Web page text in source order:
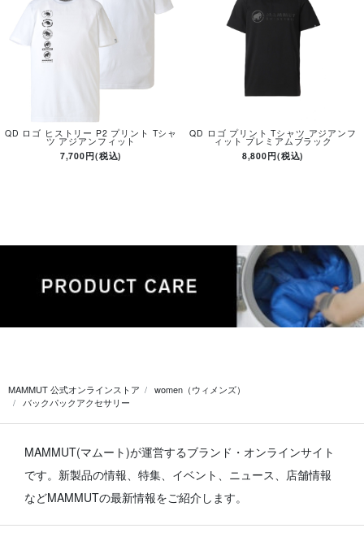
QD ロゴ ヒストリー P2 プリント Tシャ
ツ アジアンフィット
7,700円(税込)
QD ロゴ プリント Tシャツ アジアンフ
ィット プレミアムブラック
8,800円(税込)
MAMMUT 公式オンラインストア
women（ウィメンズ）
バックパックアクセサリー
MAMMUT(マムート)が運営するブランド・オンラインサイト
です。 新製品の情報、特集、イベント、ニュース、店舗情報
などMAMMUTの最新情報をご紹介します。